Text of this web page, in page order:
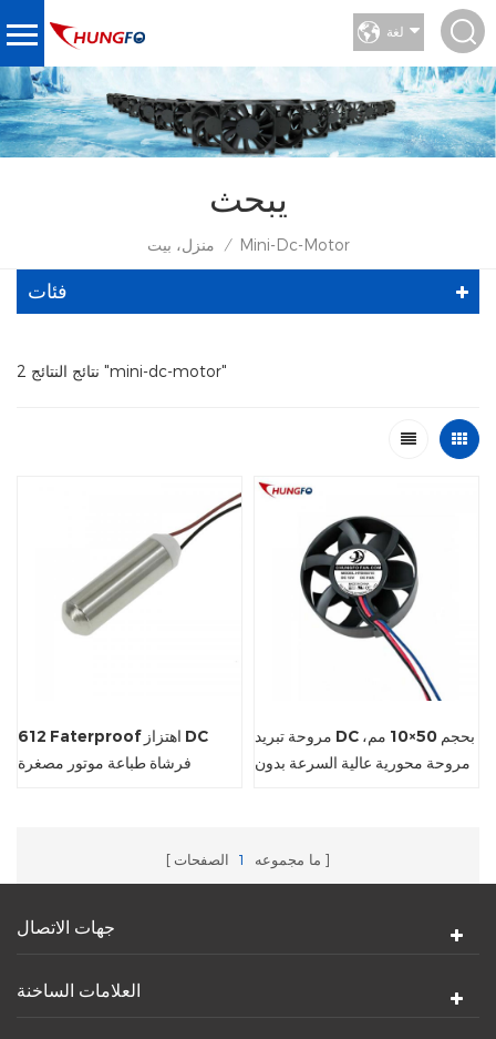
لغة
يبحث
منزل، بيت / Mini-Dc-Motor
فئات
2 نتائج النتائج "mini-dc-motor"
612 Faterproof اهتزاز DC
فرشاة طباعة موتور مصغرة
مروحة تبريد DC بحجم 50×10 مم،
مروحة محورية عالية السرعة بدون
ما مجموعه 1 الصفحات
جهات الاتصال
العلامات الساخنة